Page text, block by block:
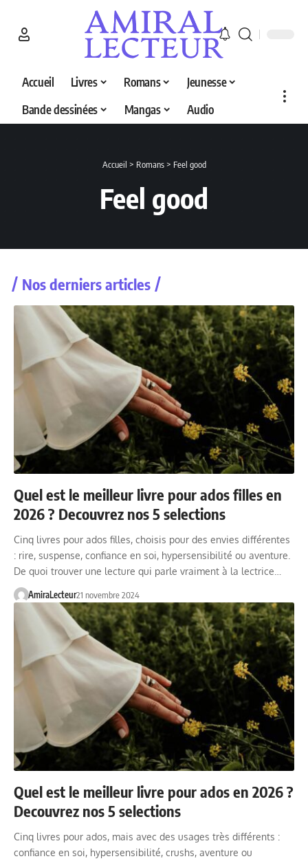
Accueil Livres Romans
Jeunesse
Bande dessinées
Mangas Audio
Accueil > Romans> Feel good
Feel good
Nos derniers articles
Quel est le meilleur livre pour ados filles en
2026 ? Decouvrez nos 5 selections
Cinq livres pour ados filles, choisis pour des envies différentes
: rire, suspense, confiance en soi, hypersensibilité ou aventure.
De quoi trouver une lecture qui parle vraiment à la lectrice…
AmiraLecteur21 novembre 2024
Quel est le meilleur livre pour ados en 2026 ?
Decouvrez nos 5 selections
Cinq livres pour ados, mais avec des usages très différents :
confiance en soi, hypersensibilité, crushs, aventure ou